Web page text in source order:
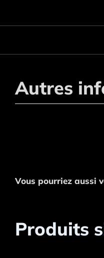
Autres
Vous pourriez aussi
Produits